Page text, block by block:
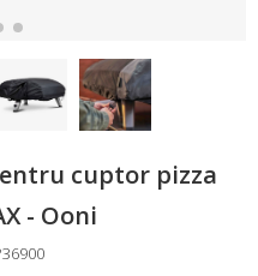
cuptor pizza
- Ooni